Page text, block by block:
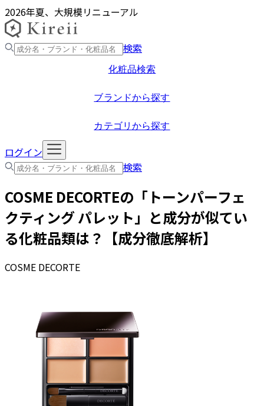
2026年夏、大規模リニューアル
検索
化粧品検索
ブランドから探す
カテゴリから探す
ログイン
検索
COSME DECORTEの「 トーンパーフェ
クティング パレット 」と成分が似てい
る化粧品類は？【成分徹底解析】
COSME DECORTE